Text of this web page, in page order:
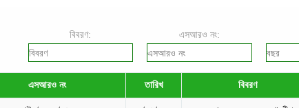
বিবরণ: এসআরও নং:
এসআরও নং তারিখ বিবরণ